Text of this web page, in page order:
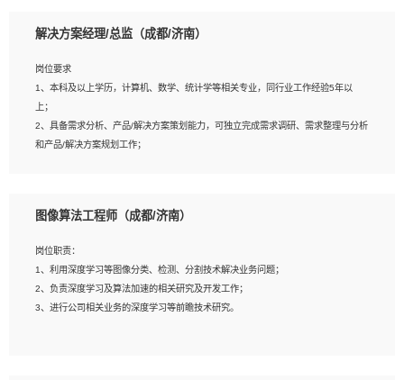
岗位要求：
1、全日制统招本科及以上学历，计算机相关专业毕业，5年以上开发工作经验；
2、具有扎实的java编程功底和良好的编码习惯，有分布式、多线程及高并发系统开
发经验和性能调优经验尤佳；熟悉JVM调优；掌握基础中间件、基础架构方案和云
平台、云产品功能特性，熟练使用相关平台的功能和了解其背后实现机制；
研发管理流程建设经验；
种常用框架和技术Springboot、Shiro、springcloud等；熟悉Linux常用命令和了解
常用脚本语言，较丰富的线上系统运维经验，复杂问题排查思路清晰。
解决方案经理/总监（成都/济南）
岗位要求
1、本科及以上学历，计算机、数学、统计学等相关专业，同行业工作经验5年以
上；
2、具备需求分析、产品/解决方案策划能力，可独立完成需求调研、需求整理与分析
和产品/解决方案规划工作；
相关的解决方案，包括视频分析、图像识别、NLP、OCR、机器学习等；
AI算法框架，对人脸识别、目标检测、图像识别、OCR、NLP等AI算法有深刻理
解。具有AI平台级产品/解决方案从业经验者优先。具有大数据技术背景者优先；
6、具备良好的客户意识与沟通能力，善于学习思考、创新与团队协作，认真负责、
执行力与抗压力强。
图像算法工程师（成都/济南）
岗位职责：
1、利用深度学习等图像分类、检测、分割技术解决业务问题；
2、负责深度学习及算法加速的相关研究及开发工作；
3、进行公司相关业务的深度学习等前瞻技术研究。